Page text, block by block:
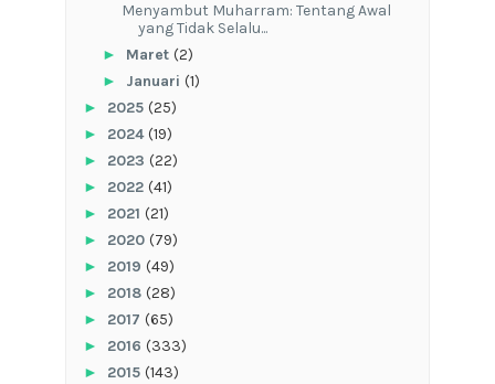
Menyambut Muharram: Tentang Awal
yang Tidak Selalu...
► Maret (2)
► Januari (1)
► 2025 (25)
► 2024(19)
► 2023 (22)
► 2022 (41)
► 2021 (21)
► 2020 (79)
► 2019 (49)
► 2018 (28)
► 2017 (65)
► 2016 (333)
► 2015 (143)